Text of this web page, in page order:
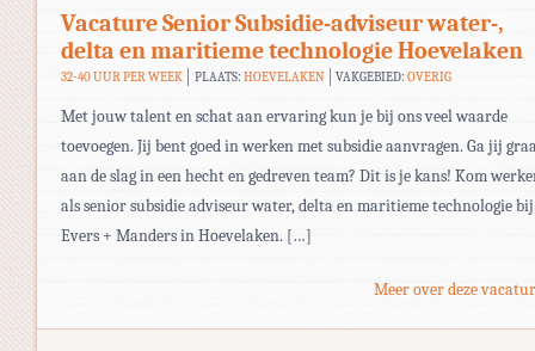
Vacature Senior Subsidie-adviseur water-,
delta en maritieme technologie Hoevelaken
32-40 UUR PER WEEK PLAATS: HOEVELAKEN VAKGEBIED:OVERIG
Met jouw talent en schat aan ervaring kun je bij ons veel waarde
toevoegen. Jij bent goed in werken met subsidie aanvragen. Ga jij
aan de slag in een hecht en gedreven team? Dit is je kans! Kom
als senior subsidie adviseur water, delta en maritieme technologie bij
Evers + Manders in Hoevelaken. […]
Meer over deze